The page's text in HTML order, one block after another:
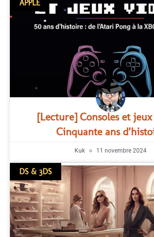
APPLE
[Lecture] Consoles et
Cinquante ans
Kuk 11 novembre 2024
DS & 3DS